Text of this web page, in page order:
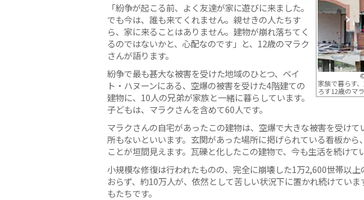
家族で暮らす
ろす12歳のマ
「紛争が起こる前、よく友達が家に遊びに来ました。
でも今は、誰も来てくれません。親せきの人たちす
ら、家に来ることはありません。建物が崩れ落ちてく
るのではないかと、心配なのです」と、12歳のマラク
さんが語ります。
紛争で最も甚大な被害を受けた地域のひとつ、ベイ
ト・ハヌーンにある、空爆の被害を受けた4階建ての
建物に、10人の兄弟が家族と一緒に暮らしています。
子どもは、マラクさんを含めて60人です。
マラクさんの自宅があったこの建物は、空爆で大きな被害を受け
所もないといいます。玄関があった場所に掲げられている看板から
ことが垣間見えます。瓦礫と化したこの建物で、今も生活を続けて
小規模な修復は行われたものの、完全に崩壊した1万2,600世帯以上
おらず、約10万人が、依然として苦しい状況下に置かれ続けてい
もたちです。